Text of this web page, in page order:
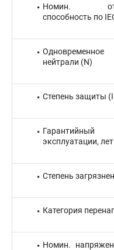
Номин.
способность по
Одновременное
нейтрали (N)
Степень защиты
эксплуатации, лет
Степень
Категория
Номин.